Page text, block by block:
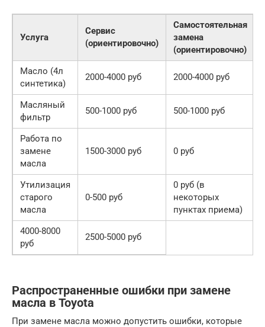
Услуга
Сервис
(ориентировочно)
Самостоятельная
замена
(ориентировочно)
Масло (4л
синтетика)
2000-4000 руб 2000-4000 руб
Масляный
фильтр
500-1000 руб 500-1000 руб
Работа по
замене
масла
1500-3000 руб 0 руб
Утилизация
старого
масла
0-500 руб
0 руб (в
некоторых
пунктах приема)
4000-8000
руб
2500-5000 руб
Распространенные ошибки при замене
масла в Toyota
При замене масла можно допустить ошибки, которые